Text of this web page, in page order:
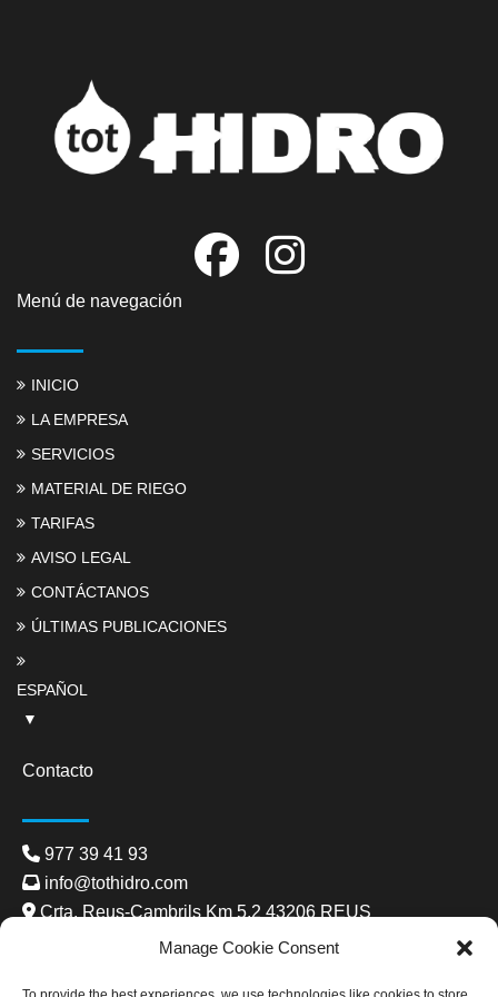
Manage Cookie Consent
Menú de navegación
INICIO
LA EMPRESA
SERVICIOS
MATERIAL DE RIEGO
TARIFAS
AVISO LEGAL
CONTÁCTANOS
ÚLTIMAS PUBLICACIONES
ESPAÑOL
Contacto
977 39 41 93
info@tothidro.com
Crta. Reus-Cambrils Km 5.2 43206 REUS
De dilluns a divendres: